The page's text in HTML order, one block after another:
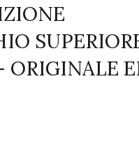
ORIGINALE